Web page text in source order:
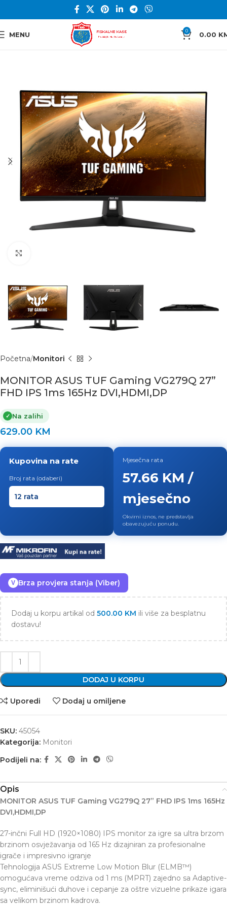
MENU 0 0.00
Početna Monitori
MONITOR ASUS TUF Gaming VG279Q 27”
FHD IPS 1ms 165Hz DVI,HDMI,DP
✓ Na zalihi
629.00 KM
Kupovina na rate
Broj rata (odaberi)
Mjesečna rata
57.66 KM /
mjesečno
Okvirni iznos, ne predstavlja
obavezujuću ponudu.
V Brza provjera stanja (Viber)
Dodaj u korpu artikal od 500.00 KM ili više za besplatnu
dostavu!
DODAJ U KORPU
Uporedi Dodaj u omiljene
SKU: 45054
Kategorija: Monitori
Podijeli na:
Opis
MONITOR ASUS TUF Gaming VG279Q 27” FHD IPS 1ms 165Hz
DVI,HDMI,DP
27-inčni Full HD (1920×1080) IPS monitor za igre sa ultra brzom
brzinom osvježavanja od 165 Hz dizajniran za profesionalne
igrače i impresivno igranje
Tehnologija ASUS Extreme Low Motion Blur (ELMB™)
omogućava vreme odziva od 1 ms (MPRT) zajedno sa Adaptive-
sync, eliminišući duhove i cepanje za oštre vizuelne prikaze igara
sa velikom brzinom kadrova.